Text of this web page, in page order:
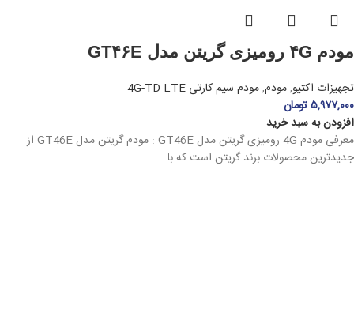
مودم ۴G رومیزی گریتن مدل GT۴۶E
تجهیزات اکتیو,مودم,مودم سیم کارتی 4G-TD LTE
۵,۹۷۷,۰۰۰تومان
افزودن به سبد خرید
معرفی مودم 4G رومیزی گریتن مدل GT46E : مودم گریتن مدل GT46E از
جدیدترین محصولات برند گریتن است که با